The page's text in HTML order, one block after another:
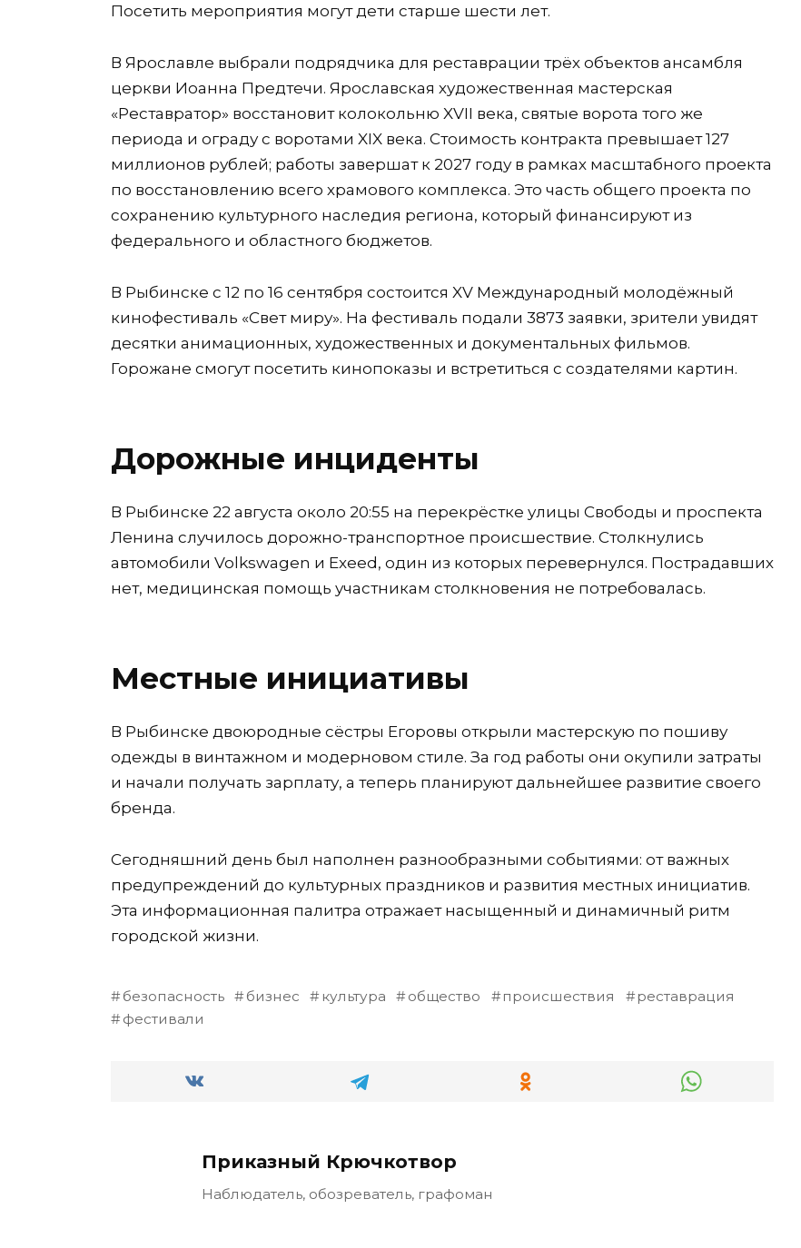
Посетить мероприятия могут дети старше шести лет.
В Ярославле выбрали подрядчика для реставрации трёх объектов ансамбля
церкви Иоанна Предтечи. Ярославская художественная мастерская
«Реставратор» восстановит колокольню XVII века, святые ворота того же
периода и ограду с воротами XIX века. Стоимость контракта превышает 127
миллионов рублей; работы завершат к 2027 году в рамках масштабного проекта
по восстановлению всего храмового комплекса. Это часть общего проекта по
сохранению культурного наследия региона, который финансируют из
федерального и областного бюджетов.
В Рыбинске с 12 по 16 сентября состоится XV Международный молодёжный
кинофестиваль «Свет миру». На фестиваль подали 3873 заявки, зрители увидят
десятки анимационных, художественных и документальных фильмов.
Горожане смогут посетить кинопоказы и встретиться с создателями картин.
Дорожные инциденты
В Рыбинске 22 августа около 20:55 на перекрёстке улицы Свободы и проспекта
Ленина случилось дорожно-транспортное происшествие. Столкнулись
автомобили Volkswagen и Exeed, один из которых перевернулся. Пострадавших
нет, медицинская помощь участникам столкновения не потребовалась.
Местные инициативы
В Рыбинске двоюродные сёстры Егоровы открыли мастерскую по пошиву
одежды в винтажном и модерновом стиле. За год работы они окупили затраты
и начали получать зарплату, а теперь планируют дальнейшее развитие своего
бренда.
Сегодняшний день был наполнен разнообразными событиями: от важных
предупреждений до культурных праздников и развития местных инициатив.
Эта информационная палитра отражает насыщенный и динамичный ритм
городской жизни.
безопасность бизнес культура общество происшествия
реставрация
фестивали
Приказный Крючкотвор
Наблюдатель, обозреватель, графоман